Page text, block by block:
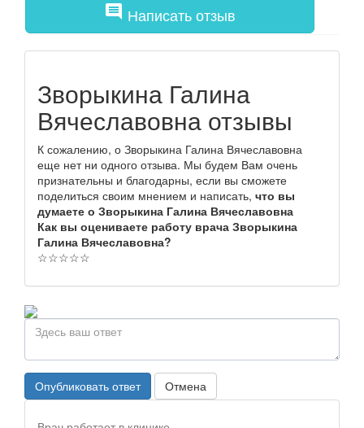
comment Написать отзыв
Зворыкина Галина
Вячеславовна отзывы
К сожалению, о Зворыкина Галина Вячеславовна
еще нет ни одного отзыва. Мы будем Вам очень
признательны и благодарны, если вы сможете
поделиться своим мнением и написать, что вы
думаете о Зворыкина Галина Вячеславовна
Как вы оцениваете работу врача Зворыкина
Галина Вячеславовна?
☆☆☆☆☆
Опубликовать ответ Отмена